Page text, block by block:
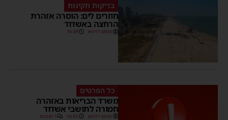
בדיקות תקינות
חוזרים לים: הוסרה אזהרת
הרחצה באשדוד
מנחם דויטש 16:39
כל הפרטים
משרד הבריאות באזהרה
חמורה לתושבי אשדוד
מנחם דויטש 16:55 1 תגובות